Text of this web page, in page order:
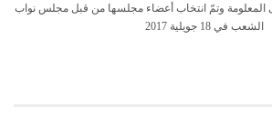
المعلومة وتمّ انتخاب أعضاء مجلسها من قبل مجلس نواب
الشعب في 18 جويلية 2017